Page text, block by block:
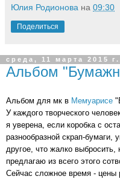
Юлия Родионова на 09:30
Поделиться
среда, 11 марта 2015 г.
Альбом
Альбом для мк в Мемуарисе
У каждого творческого
я уверена, если коробка с
разнообразной скрап-бумаги,
другое, что жалко
предлагаю из всего этого
Сейчас сложное время - цены